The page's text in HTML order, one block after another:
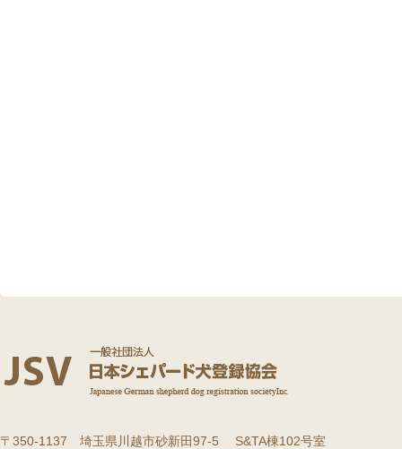
〒350-1137 埼玉県川越市砂新田97-5 S&TA棟102号室